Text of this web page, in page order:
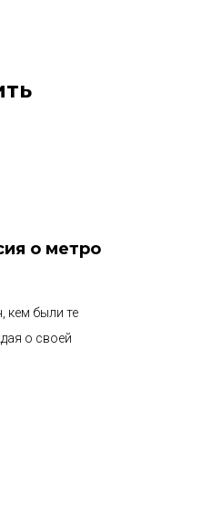
о метро
кем были те
о своей